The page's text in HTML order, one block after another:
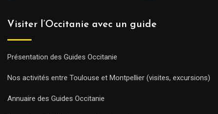
Visiter l’Occitanie avec un guide
Présentation des Guides Occitanie
Nos activités entre Toulouse et Montpellier (visites, excursions)
Annuaire des Guides Occitanie